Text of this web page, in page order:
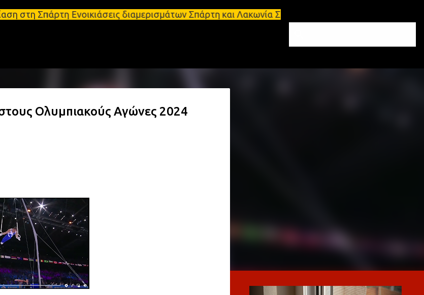
Μετάβαση στο κύριο περιεχόμενο
Ενοικιάσεις διαμερισμάτων Σπάρτη και Λακωνία Σπάρτη - Ενοικιάζεται κατάστημα
Ολυμπιακούς Αγώνες 2024